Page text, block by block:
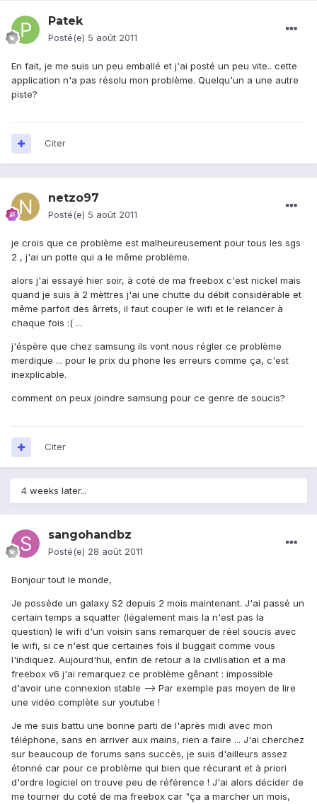
Patek
Posté(e) 5 août 2011
En fait, je me suis un peu emballé et j'ai posté un peu vite.. cette
application n'a pas résolu mon problème. Quelqu'un a une autre
piste?
Citer
netzo97
Posté(e) 5 août 2011
je crois que ce problème est malheureusement pour tous les sgs
2 , j'ai un potte qui a le même problème.
alors j'ai essayé hier soir, à coté de ma freebox c'est nickel mais
quand je suis à 2 mèttres j'ai une chutte du débit considérable et
même parfoit des ârrets, il faut couper le wifi et le relancer à
chaque fois :( ...
j'éspère que chez samsung ils vont nous régler ce problème
merdique ... pour le prix du phone les erreurs comme ça, c'est
inexplicable.
comment on peux joindre samsung pour ce genre de soucis?
Citer
4 weeks later...
sangohandbz
Posté(e) 28 août 2011
Bonjour tout le monde,
Je possède un galaxy S2 depuis 2 mois maintenant. J'ai passé un
certain temps a squatter (légalement mais la n'est pas la
question) le wifi d'un voisin sans remarquer de réel soucis avec
le wifi, si ce n'est que certaines fois il buggait comme vous
l'indiquez. Aujourd'hui, enfin de retour a la civilisation et a ma
freebox v6 j'ai remarquez ce problème gênant : impossible
d'avoir une connexion stable --> Par exemple pas moyen de lire
une vidéo complète sur youtube !
Je me suis battu une bonne parti de l'après midi avec mon
téléphone, sans en arriver aux mains, rien a faire ... J'ai cherchez
sur beaucoup de forums sans succès, je suis d'ailleurs assez
étonné car pour ce problème qui bien que récurant et à priori
d'ordre logiciel on trouve peu de référence ! J'ai alors décider de
me tourner du coté de ma freebox car "ça a marcher un mois,